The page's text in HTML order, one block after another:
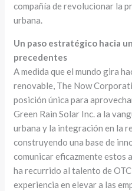
compañía de revolucionar la
urbana.
Un paso estratégico hacia
precedentes
A medida que el mundo gira
renovable, The Now
posición única para
Green Rain Solar Inc. a la
urbana y la integración en la
construyendo una base de
comunicar eficazmente estos
ha recurrido al talento de
experiencia en elevar a las